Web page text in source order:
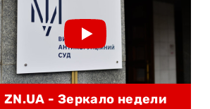
ZN.UA - Зеркало недели